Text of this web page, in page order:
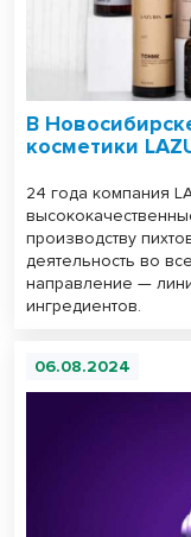
В
косметики
24 года компания
производству
деятельность во
направление —
ингредиентов.
06.08.2024